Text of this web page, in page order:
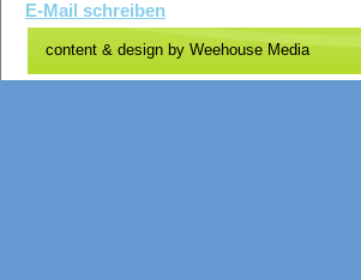
E-Mail schreiben
content & design by Weehouse Media